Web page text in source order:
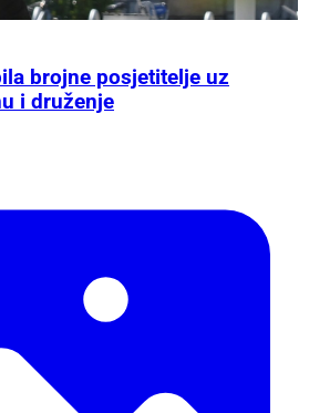
brojne posjetitelje uz
i druženje